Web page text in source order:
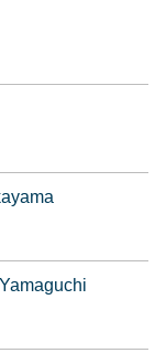
Yamaguchi